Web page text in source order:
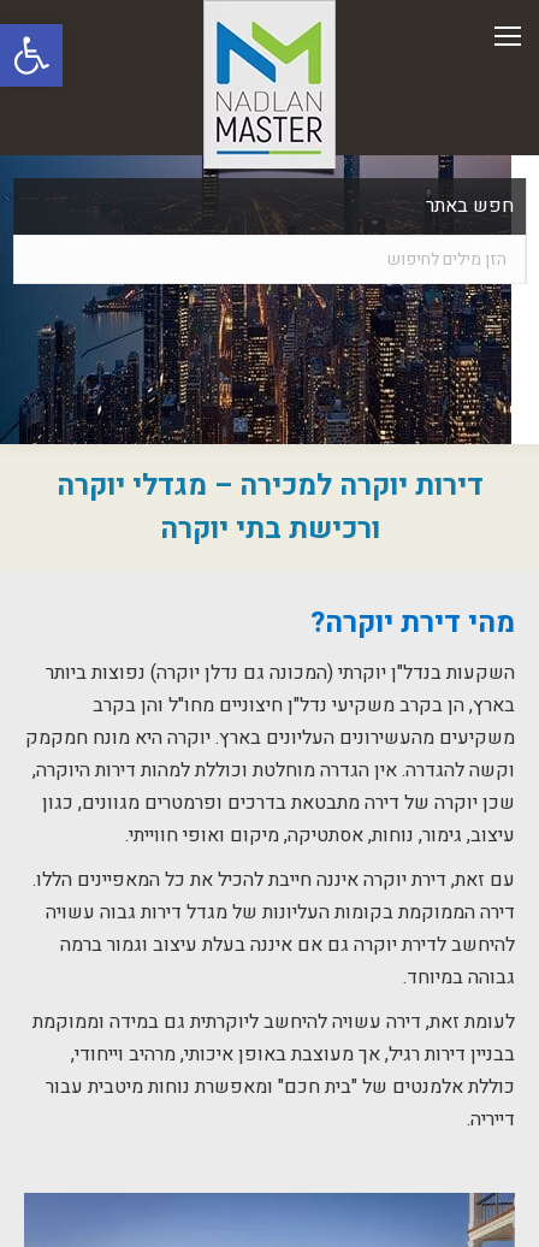
פתח
חפש באתר
דירות יוקרה למכירה – מגדלי יוקרה
ורכישת בתי יוקרה
מהי דירת יוקרה?
השקעות בנדל"ן יוקרתי (המכונה גם נדלן יוקרה) נפוצות ביותר
בארץ, הן בקרב משקיעי נדל"ן חיצוניים מחו"ל והן בקרב
משקיעים מהעשירונים העליונים בארץ. יוקרה היא מונח חמקמק
וקשה להגדרה. אין הגדרה מוחלטת וכוללת למהות דירות היוקרה,
שכן יוקרה של דירה מתבטאת בדרכים ופרמטרים מגוונים, כגון
עיצוב, גימור, נוחות, אסתטיקה, מיקום ואופי חווייתי.
עם זאת, דירת יוקרה איננה חייבת להכיל את כל המאפיינים הללו.
דירה הממוקמת בקומות העליונות של מגדל דירות גבוה עשויה
להיחשב לדירת יוקרה גם אם איננה בעלת עיצוב וגמור ברמה
גבוהה במיוחד.
לעומת זאת, דירה עשויה להיחשב ליוקרתית גם במידה וממוקמת
בבניין דירות רגיל, אך מעוצבת באופן איכותי, מרהיב וייחודי,
כוללת אלמנטים של "בית חכם" ומאפשרת נוחות מיטבית עבור
דייריה.